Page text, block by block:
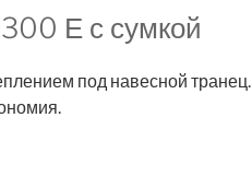
Е с сумкой
под навесной транец.